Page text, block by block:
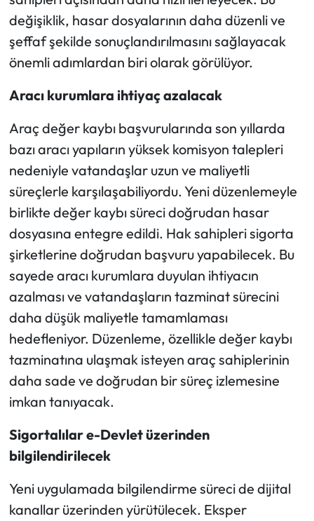
değişiklik, hasar dosyalarının daha düzenli ve
şeffaf şekilde sonuçlandırılmasını sağlayacak
önemli adımlardan biri olarak görülüyor.
Aracı kurumlara ihtiyaç azalacak
Araç değer kaybı başvurularında son yıllarda
bazı aracı yapıların yüksek komisyon talepleri
nedeniyle vatandaşlar uzun ve maliyetli
süreçlerle karşılaşabiliyordu. Yeni düzenlemeyle
birlikte değer kaybı süreci doğrudan hasar
dosyasına entegre edildi. Hak sahipleri sigorta
şirketlerine doğrudan başvuru yapabilecek. Bu
sayede aracı kurumlara duyulan ihtiyacın
azalması ve vatandaşların tazminat sürecini
daha düşük maliyetle tamamlaması
hedefleniyor. Düzenleme, özellikle değer kaybı
tazminatına ulaşmak isteyen araç sahiplerinin
daha sade ve doğrudan bir süreç izlemesine
imkan tanıyacak.
Sigortalılar e-Devlet üzerinden
bilgilendirilecek
Yeni uygulamada bilgilendirme süreci de dijital
kanallar üzerinden yürütülecek. Eksper